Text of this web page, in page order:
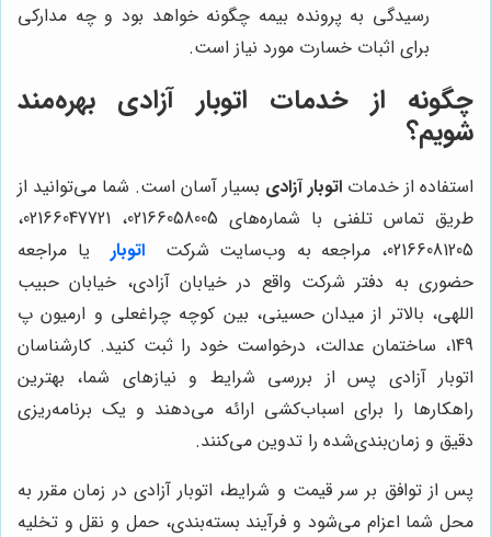
رسیدگی به پرونده بیمه چگونه خواهد بود و چه مدارکی
برای اثبات خسارت مورد نیاز است.
چگونه از خدمات اتوبار آزادی بهره‌مند
شویم؟
استفاده از خدمات اتوبار آزادی بسیار آسان است. شما می‌توانید از
طریق تماس تلفنی با شماره‌های 02166058005، 02166047721،
02166081205، مراجعه به وب‌سایت شرکت
اتوبار
یا مراجعه
حضوری به دفتر شرکت واقع در خیابان آزادی، خیابان حبیب
اللهی، بالاتر از میدان حسینی، بین کوچه چراغعلی و ارمیون پ
149، ساختمان عدالت، درخواست خود را ثبت کنید. کارشناسان
اتوبار آزادی پس از بررسی شرایط و نیازهای شما، بهترین
راهکارها را برای اسباب‌کشی ارائه می‌دهند و یک برنامه‌ریزی
دقیق و زمان‌بندی‌شده را تدوین می‌کنند.
پس از توافق بر سر قیمت و شرایط، اتوبار آزادی در زمان مقرر به
محل شما اعزام می‌شود و فرآیند بسته‌بندی، حمل و نقل و تخلیه